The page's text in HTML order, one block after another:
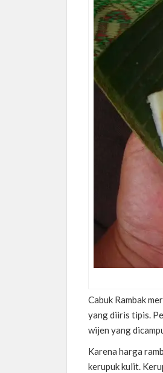
Cabuk Rambak
yang diiris tipis.
wijen yang
Karena harga
kerupuk kulit.